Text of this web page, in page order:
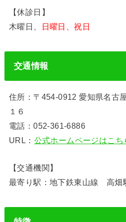
【休診日】
木曜日、
日曜日、祝日
交通情報
住所：〒454-0912 愛知県名古
１６
電話：052-361-6886
URL： 公式ホームページはこち
【交通機関】
最寄り駅：地下鉄東山線 高畑